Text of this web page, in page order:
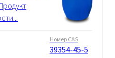
Номер CAS
39354-45-5